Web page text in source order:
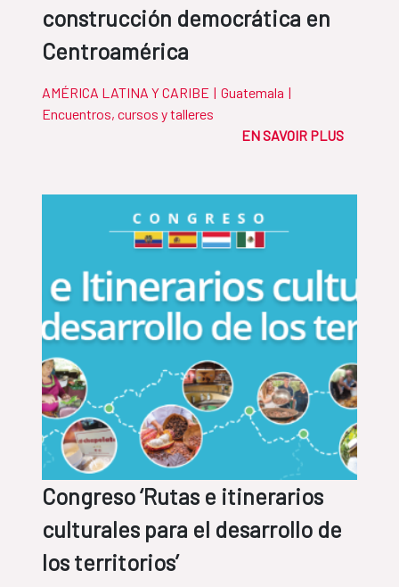
construcción democrática en
Centroamérica
AMÉRICA LATINA Y CARIBE | Guatemala |
Encuentros, cursos y talleres
EN SAVOIR PLUS
Congreso ‘Rutas e itinerarios
culturales para el desarrollo de
los territorios’